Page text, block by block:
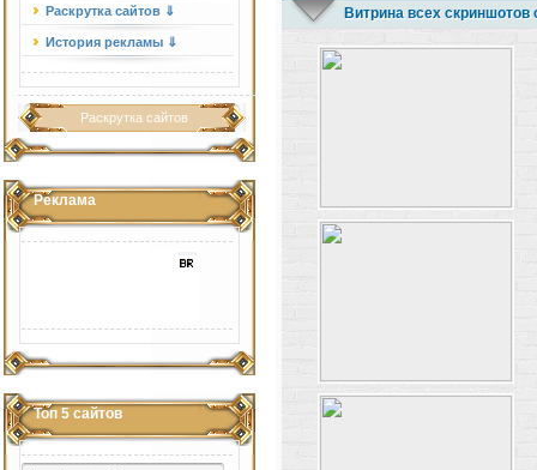
Раскрутка сайтов ⇓
История рекламы ⇓
Раскрутка сайтов
Реклама
Топ 5 сайтов
Витрина всех скриншотов